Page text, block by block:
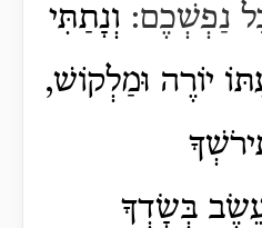
נַפְשְׁכֶם: וְנָתַתִּי
יוֹרֶה וּמַלְקוֹשׁ,
עֵשֶׂב בְּשָׂדְךָ